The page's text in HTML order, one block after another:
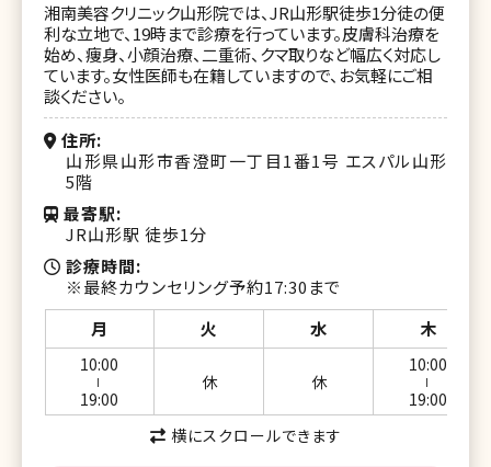
湘南美容クリニック山形院では、JR山形駅徒歩1分徒の便
利な立地で、19時まで診療を行っています。皮膚科治療を
始め、痩身、小顔治療、二重術、クマ取りなど幅広く対応し
ています。女性医師も在籍していますので、お気軽にご相
談ください。
住所
山形県山形市香澄町一丁目1番1号 エスパル山形
5階
最寄駅
JR山形駅 徒歩1分
診療時間
※最終カウンセリング予約17:30まで
月
火 水 木
10:00
19:00
休 休
10:00
19:00
横にスクロールできます